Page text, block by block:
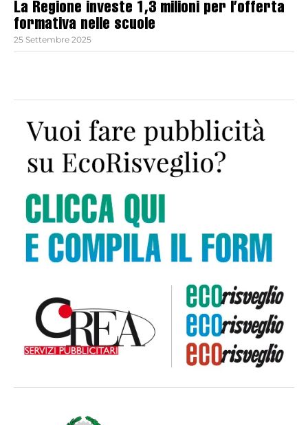
La Regione investe 1,3 milioni per l’offerta
formativa nelle scuole
25 Settembre 2025